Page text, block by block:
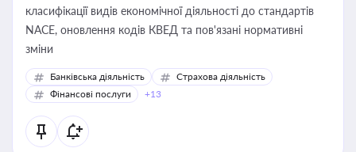
класифікації видів економічної діяльності до стандартів
NACE, оновлення кодів КВЕД та пов'язані нормативні
зміни
Банківська діяльність
Страхова діяльність
Фінансові послуги
+13